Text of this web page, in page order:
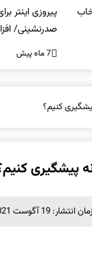
پیروزی اینتر
صدرنشینی/
ناپولی
7 ماه پیش
کنیم؟
پیشگیری
زمان انتشار: 19 آگوست 2021 ساعت 13:14